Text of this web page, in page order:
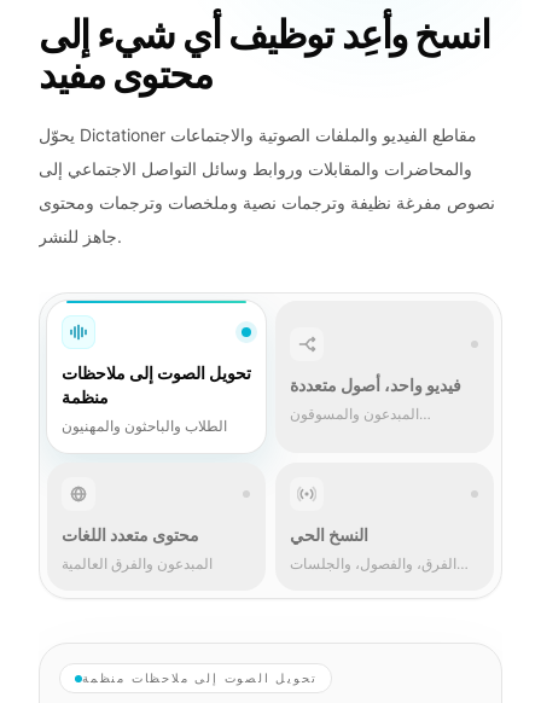
انسخ وأعِد توظيف أي شيء إلى
محتوى مفيد
يحوّل Dictationer مقاطع الفيديو والملفات الصوتية والاجتماعات
والمحاضرات والمقابلات وروابط وسائل التواصل الاجتماعي إلى
نصوص مفرغة نظيفة وترجمات نصية وملخصات وترجمات ومحتوى
جاهز للنشر.
تحويل الصوت إلى ملاحظات
منظمة
الطلاب والباحثون والمهنيون
فيديو واحد، أصول متعددة
المبدعون والمسوقون
محتوى متعدد اللغات
المبدعون والفرق العالمية
النسخ الحي
الفرق، والفصول، والجلسات
تحويل الصوت إلى ملاحظات منظمة